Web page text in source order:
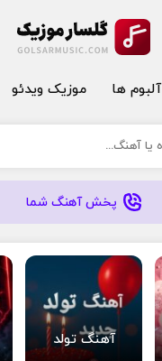
آلبوم ها موزیک ویدئو
پخش آهنگ شما
آهنگ تولد